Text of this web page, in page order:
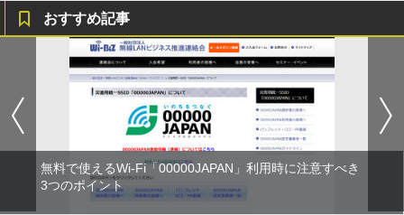
おすすめ記事
無料で使えるWi-Fi「00000JAPAN」利用時に注意すべき
3つのポイント